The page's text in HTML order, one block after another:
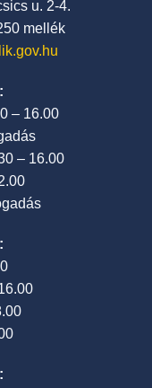
u. 2-4.
mellék
– 16.00
– 16.00